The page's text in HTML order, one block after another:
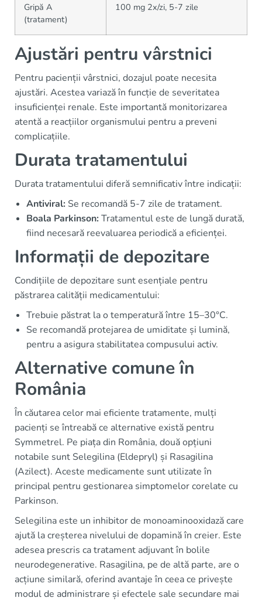
Gripă A
(tratament)
100 mg 2x/zi, 5-7 zile
Ajustări pentru vârstnici
Pentru pacienții vârstnici, dozajul poate necesita
ajustări. Acestea variază în funcție de severitatea
insuficienței renale. Este importantă monitorizarea
atentă a reacțiilor organismului pentru a preveni
complicațiile.
Durata tratamentului
Durata tratamentului diferă semnificativ între indicații:
Antiviral: Se recomandă 5-7 zile de tratament.
Boala Parkinson:Tratamentul este de lungă durată,
fiind necesară reevaluarea periodică a eficienței.
Informații de depozitare
Condițiile de depozitare sunt esențiale pentru
păstrarea calității medicamentului:
Trebuie păstrat la o temperatură între 15–30°C.
Se recomandă protejarea de umiditate și lumină,
pentru a asigura stabilitatea compusului activ.
Alternative comune în
România
În căutarea celor mai eficiente tratamente, mulți
pacienți se întreabă ce alternative există pentru
Symmetrel. Pe piața din România, două opțiuni
notabile sunt Selegilina (Eldepryl) și Rasagilina
(Azilect). Aceste medicamente sunt utilizate în
principal pentru gestionarea simptomelor corelate cu
Parkinson.
Selegilina este un inhibitor de monoaminooxidază care
ajută la creșterea nivelului de dopamină în creier. Este
adesea prescris ca tratament adjuvant în bolile
neurodegenerative. Rasagilina, pe de altă parte, are o
acțiune similară, oferind avantaje în ceea ce privește
modul de administrare și efectele sale secundare mai